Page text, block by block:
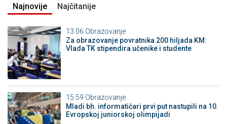
Najnovije Najčitanije
13:06 Obrazovanje
Za obrazovanje povratnika 200 hiljada KM:
Vlada TK stipendira učenike i studente
15:59 Obrazovanje
Mladi bh. informatičari prvi put nastupili na 10.
Evropskoj juniorskoj olimpijadi